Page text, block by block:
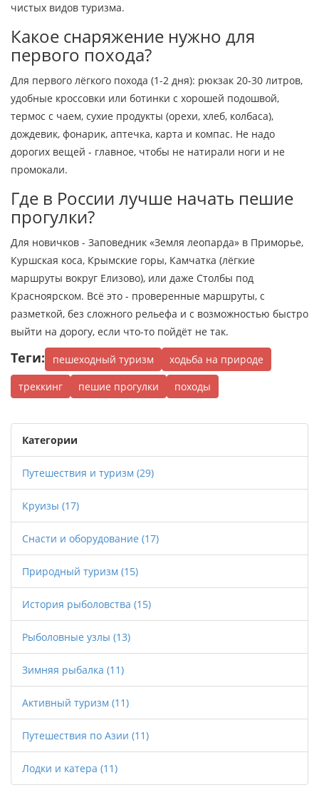
чистых видов туризма.
Какое снаряжение нужно для
первого похода?
Для первого лёгкого похода (1-2 дня): рюкзак 20-30 литров,
удобные кроссовки или ботинки с хорошей подошвой,
термос с чаем, сухие продукты (орехи, хлеб, колбаса),
дождевик, фонарик, аптечка, карта и компас. Не надо
дорогих вещей - главное, чтобы не натирали ноги и не
промокали.
Где в России лучше начать пешие
прогулки?
Для новичков - Заповедник «Земля леопарда» в Приморье,
Куршская коса, Крымские горы, Камчатка (лёгкие
маршруты вокруг Елизово), или даже Столбы под
Красноярском. Всё это - проверенные маршруты, с
разметкой, без сложного рельефа и с возможностью быстро
выйти на дорогу, если что-то пойдёт не так.
Теги: пешеходный туризм
ходьба на природе
треккинг
пешие прогулки походы
Категории
Путешествия и туризм (29)
Круизы (17)
Снасти и оборудование (17)
Природный туризм (15)
История рыболовства (15)
Рыболовные узлы (13)
Зимняя рыбалка (11)
Активный туризм (11)
Путешествия по Азии (11)
Лодки и катера (11)